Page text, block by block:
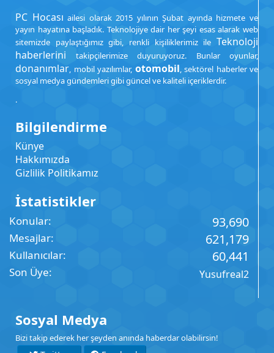
PC Hocası ailesi olarak 2015 yılının Şubat ayında hizmete ve
yayın hayatına başladık. Teknolojiye dair her şeyi esas alarak web
sitemizde paylaştığımız gibi, renkli kişiliklerimiz ile Teknoloji
haberlerini takipçilerimize duyuruyoruz. Bunlar oyunlar,
donanımlar, mobil yazılımlar, otomobil, sektörel haberler ve
sosyal medya gündemleri gibi güncel ve kaliteli içeriklerdir.
.
Bilgilendirme
Künye
Hakkımızda
Gizlilik Politikamız
İstatistikler
Konular 93,690
Mesajlar 621,179
Kullanıcılar 60,441
Son Üye Yusufreal2
Sosyal Medya
Bizi takip ederek her şeyden anında haberdar olabilirsin!